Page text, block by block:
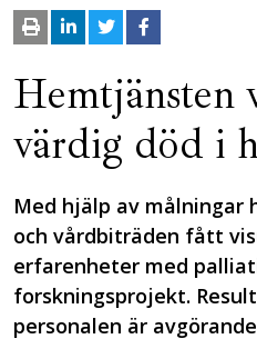
Hemtjänsten
värdig död i
Med hjälp av målningar
och vårdbiträden fått
erfarenheter med
forskningsprojekt.
personalen är